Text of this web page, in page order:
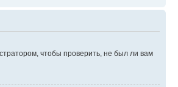
чтобы проверить, не был ли вам